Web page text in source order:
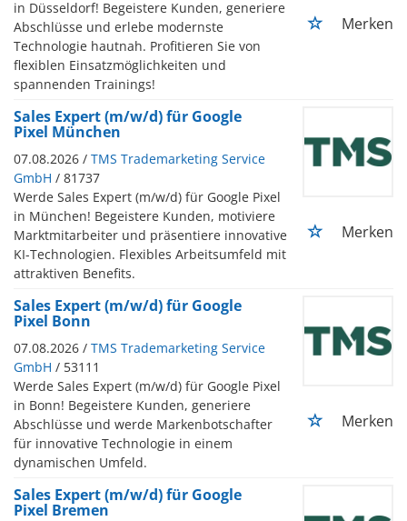
in Düsseldorf! Begeistere Kunden, generiere
Abschlüsse und erlebe modernste
Technologie hautnah. Profitieren Sie von
flexiblen Einsatzmöglichkeiten und
spannenden Trainings!
Merken
Sales Expert (m/w/d) für Google
Pixel München
07.08.2026 / TMS Trademarketing Service
GmbH / 81737
Werde Sales Expert (m/w/d) für Google Pixel
in München! Begeistere Kunden, motiviere
Marktmitarbeiter und präsentiere innovative
KI-Technologien. Flexibles Arbeitsumfeld mit
attraktiven Benefits.
Merken
Sales Expert (m/w/d) für Google
Pixel Bonn
07.08.2026 / TMS Trademarketing Service
GmbH / 53111
Werde Sales Expert (m/w/d) für Google Pixel
in Bonn! Begeistere Kunden, generiere
Abschlüsse und werde Markenbotschafter
für innovative Technologie in einem
dynamischen Umfeld.
Merken
Sales Expert (m/w/d) für Google
Pixel Bremen